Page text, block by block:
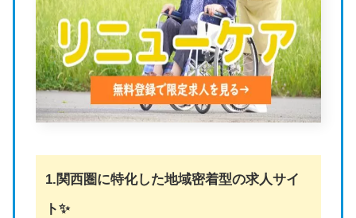
1.関西圏に特化した地域密着型の求人サイ
ト✨